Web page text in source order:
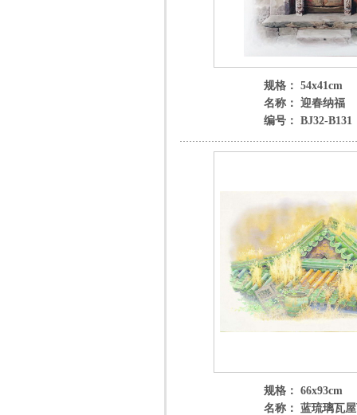
规格： 54x41cm
名称： 迎春纳福
编号： BJ32-B131
规格： 66x93cm
名称： 蓝琉璃瓦